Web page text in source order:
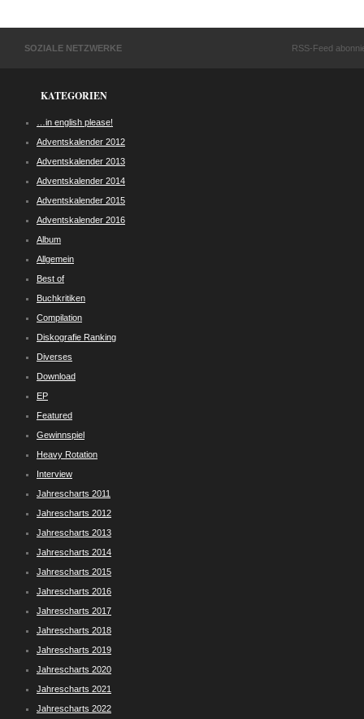
SOZIALE NETZWERKE RSS-Feed
KATEGORIEN
…in english please!
Adventskalender 2012
Adventskalender 2013
Adventskalender 2014
Adventskalender 2015
Adventskalender 2016
Album
Allgemein
Best of
Buchkritiken
Compilation
Diskografie Ranking
Diverses
Download
EP
Featured
Gewinnspiel
Heavy Rotation
Interview
Jahrescharts 2011
Jahrescharts 2012
Jahrescharts 2013
Jahrescharts 2014
Jahrescharts 2015
Jahrescharts 2016
Jahrescharts 2017
Jahrescharts 2018
Jahrescharts 2019
Jahrescharts 2020
Jahrescharts 2021
Jahrescharts 2022